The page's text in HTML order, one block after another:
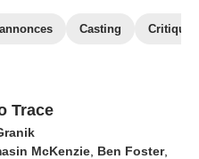
Casting
Trace
McKenzie Ben Foster,